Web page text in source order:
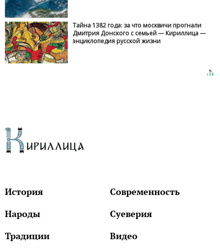
Тайна 1382 года: за что москвичи прогнали
Дмитрия Донского с семьей — Кириллица —
энциклопедия русской жизни
История
Современность
Народы
Суеверия
Традиции
Видео